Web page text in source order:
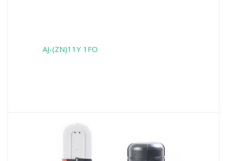
AJ-(ZN)11Y 1FO